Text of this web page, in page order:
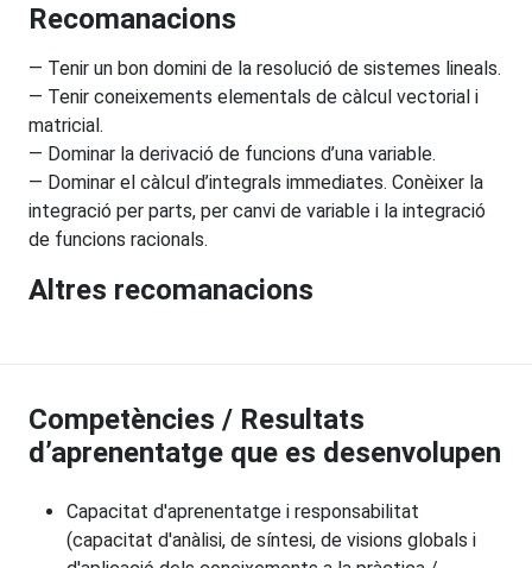
Recomanacions
— Tenir un bon domini de la resolució de sistemes lineals.
— Tenir coneixements elementals de càlcul vectorial i
matricial.
— Dominar la derivació de funcions d’una variable.
— Dominar el càlcul d’integrals immediates. Conèixer la
integració per parts, per canvi de variable i la integració
de funcions racionals.
Altres recomanacions
Competències / Resultats
d’aprenentatge que es desenvolupen
Capacitat d'aprenentatge i responsabilitat
(capacitat d'anàlisi, de síntesi, de visions globals i